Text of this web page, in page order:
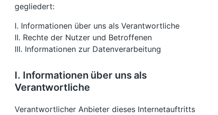
gegliedert:
I. Informationen über uns als Verantwortliche
II. Rechte der Nutzer und Betroffenen
III. Informationen zur Datenverarbeitung
I. Informationen über uns als
Verantwortliche
Verantwortlicher Anbieter dieses Internetauftritts